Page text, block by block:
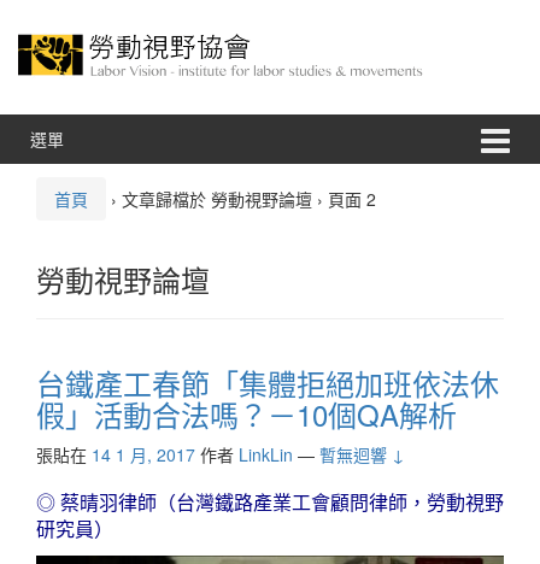
選單
首頁 › 文章歸檔於 勞動視野論壇 › 頁面 2
勞動視野論壇
台鐵產工春節「集體拒絕加班依法休
假」活動合法嗎？－10個QA解析
張貼在 14 1 月, 2017 作者 LinkLin — 暫無迴響 ↓
◎ 蔡晴羽律師（台灣鐵路產業工會顧問律師，勞動視野
研究員）